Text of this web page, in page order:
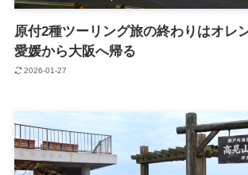
原付2種ツーリング旅の終わりはオレ
愛媛から大阪へ帰る
2026-01-27